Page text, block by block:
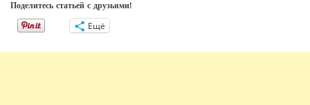
Поделитесь статьей с друзьями!
Ещё